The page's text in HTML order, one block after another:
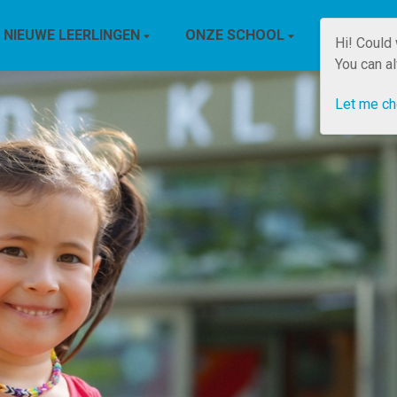
NIEUWE LEERLINGEN ONZE SCHOOL INFO
Hi!
You can
Let me